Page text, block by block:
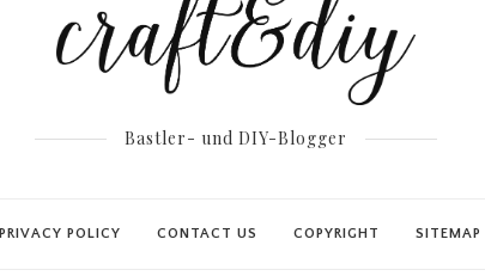
Bastler- und DIY-Blogger
PRIVACY POLICY CONTACT US COPYRIGHT SITEMAP